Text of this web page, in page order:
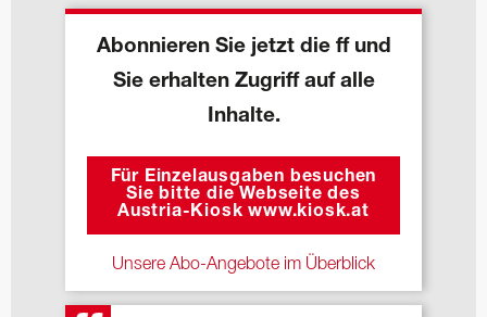
Abonnieren Sie jetzt die ff und
Sie erhalten Zugriff auf alle
Inhalte.
Für Einzelausgaben besuchen
Sie bitte die Webseite des
Austria-Kiosk www.kiosk.at
Unsere Abo-Angebote im Überblick